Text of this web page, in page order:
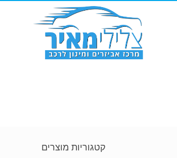
קטגוריות מוצרים